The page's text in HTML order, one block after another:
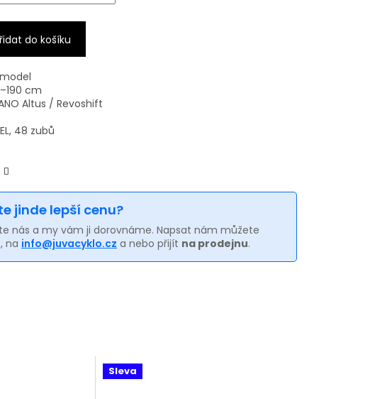
do košíku
cm
Altus / Revoshift
48 zubů
jinde lepší cenu?
nás a my vám ji dorovnáme. Napsat nám můžete
, na info@juvacyklo.cz a nebo přijít na prodejnu.
Sleva